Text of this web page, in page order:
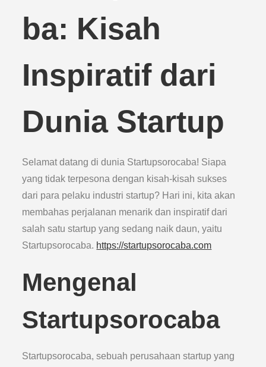
ba: Kisah
Inspiratif dari
Dunia Startup
Selamat datang di dunia Startupsorocaba! Siapa
yang tidak terpesona dengan kisah-kisah sukses
dari para pelaku industri startup? Hari ini, kita akan
membahas perjalanan menarik dan inspiratif dari
salah satu startup yang sedang naik daun, yaitu
Startupsorocaba. https://startupsorocaba.com
Mengenal
Startupsorocaba
Startupsorocaba, sebuah perusahaan startup yang